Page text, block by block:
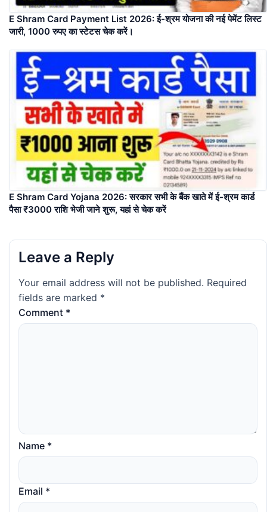
E Shram Card Payment List 2026: ई-श्रम योजना की नई पेमेंट लिस्ट
जारी, 1000 रुपए का स्टेटस चेक करें।
E Shram Card Yojana 2026: सरकार सभी के बैंक खाते में ई-श्रम कार्ड
पैसा ₹3000 राशि भेजी जाने शुरू, यहां से चेक करें
Leave a Reply
Your email address will not be published. Required
fields are marked *
Comment *
Name *
Email *